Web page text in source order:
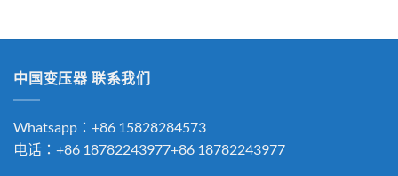
中国变压器 联系我们
Whatsapp：+86 15828284573
电话：+86 18782243977+86 18782243977